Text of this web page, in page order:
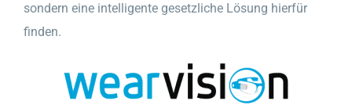
sondern eine intelligente gesetzliche Lösung hierfür
finden.